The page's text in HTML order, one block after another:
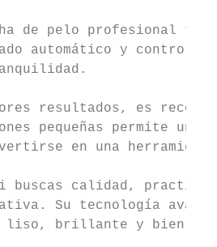
de pelo profesional
automático y control
resultados, es
pequeñas permite
en una
buscas calidad,
Su tecnología
liso, brillante y bien